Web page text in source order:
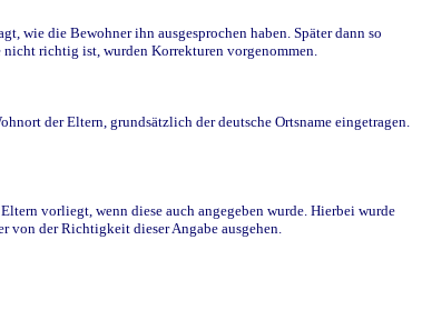
wie die Bewohner ihn ausgesprochen haben. Später dann so
richtig ist, wurden Korrekturen vorgenommen.
der Eltern, grundsätzlich der deutsche Ortsname eingetragen.
vorliegt, wenn diese auch angegeben wurde. Hierbei wurde
von der Richtigkeit dieser Angabe ausgehen.